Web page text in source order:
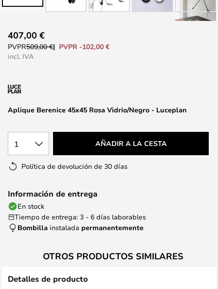
al
comienzo
galería
imágenes
Aplique Berenice 45x45 Rosa Vidrio/Negro - Luceplan
407,00 €
PVPR509,00 €
PVPR -102,00 €
incl. IVA
1 AÑADIR A LA CESTA
Política de devolución de 30 días
Información de entrega
En stock
Tiempo de entrega: 3 - 6 días laborables
Bombilla instalada permanentemente
OTROS PRODUCTOS SIMILARES
Detalles de producto